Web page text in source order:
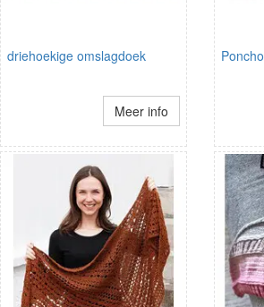
driehoekige omslagdoek
Meer info
Poncho